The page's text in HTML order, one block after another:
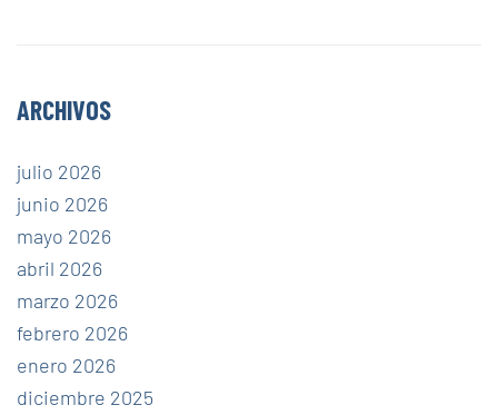
ARCHIVOS
julio 2026
junio 2026
mayo 2026
abril 2026
marzo 2026
febrero 2026
enero 2026
diciembre 2025